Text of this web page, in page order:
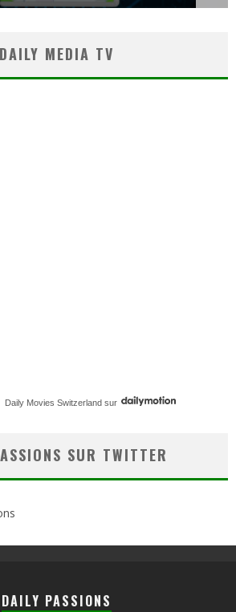
DAILY MEDIA TV
Daily Movies Switzerland sur
SUR TWITTER
DAILY PASSIONS